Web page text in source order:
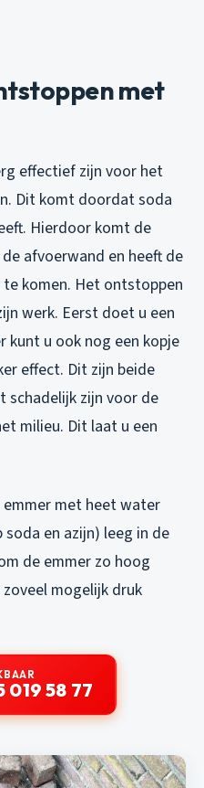
met
effectief zijn voor het
Dit komt doordat soda
Hierdoor komt de
afvoerwand en heeft de
komen. Het ontstoppen
werk. Eerst doet u een
kunt u ook nog een kopje
effect. Dit zijn beide
schadelijk zijn voor de
milieu. Dit laat u een
met heet water
en azijn) leeg in de
de emmer zo hoog
mogelijk druk
019 58 77